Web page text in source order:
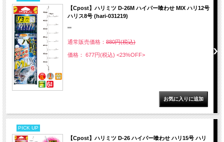
【Cpost】ハリミツ D-26M ハイパー喰わせ MIX ハリ12号
ハリス8号 (hari-031219)
""
通常販売価格： 880円(税込)
価格： 677円(税込) <23%OFF>
PICK UP
【Cpost】ハリミツ D-26 ハイパー喰わせ ハリ15号 ハリ